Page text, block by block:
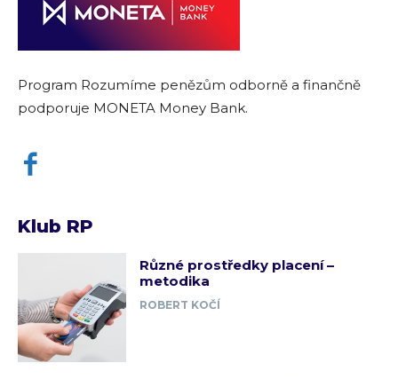
Program Rozumíme penězům odborně a finančně
podporuje MONETA Money Bank.
Klub RP
Různé prostředky placení –
metodika
ROBERT KOČÍ